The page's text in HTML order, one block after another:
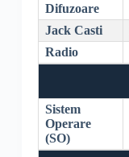
Difuzoare
Jack Casti
Radio
Sistem
Operare
(SO)